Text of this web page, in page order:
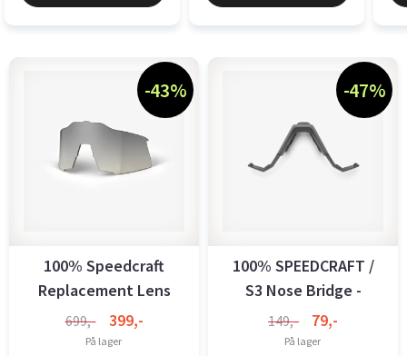
-43%
100% Speedcraft
Replacement Lens
Low Light Yellow ...
699,- 399,-
På lager
-47%
100% SPEEDCRAFT /
S3 Nose Bridge -
Regular - ...
149,- 79,-
På lager